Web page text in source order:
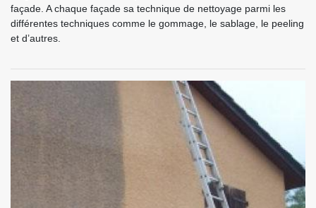
façade. A chaque façade sa technique de nettoyage parmi les
différentes techniques comme le gommage, le sablage, le peeling
et d’autres.